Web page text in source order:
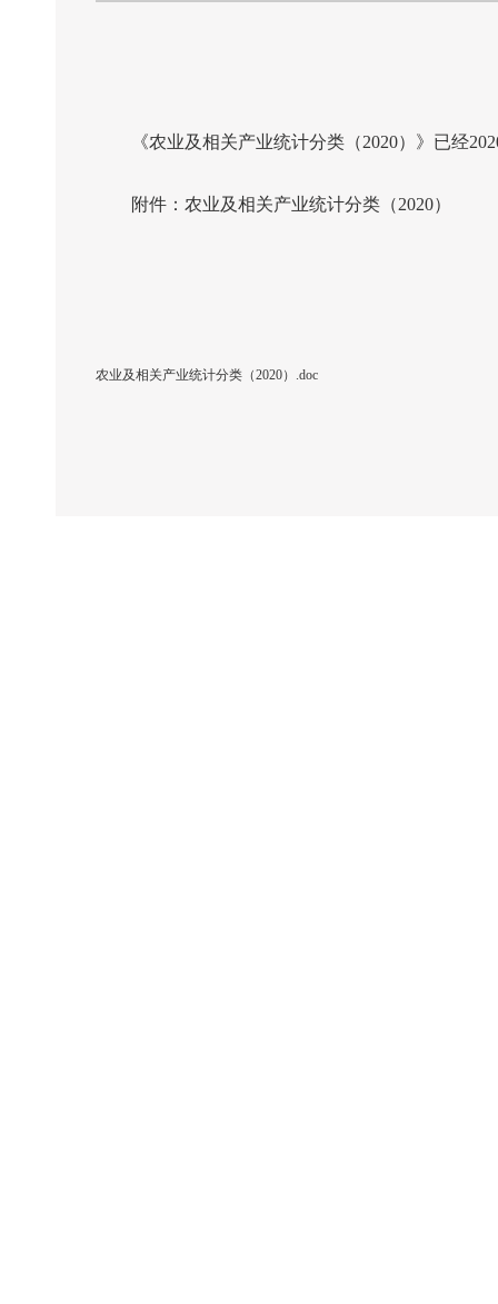
《农业及相关产业统计分类（2020）》已经
附件：农业及相关产业统计分类（2020）
农业及相关产业统计分类（2020）.doc